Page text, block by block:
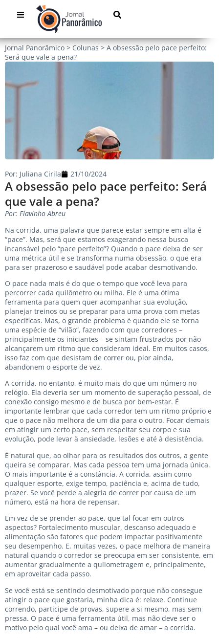
Jornal Panorâmico > Colunas > A obsessão pelo pace perfeito:
Será que vale a pena?
A obsessão pelo pace perfeito: Será
que vale a pena?
Por: Juliana Cirila 21/10/2024
Por: Flavinho Abreu
Na corrida, uma palavra que parece estar sempre em alta é
“pace”. Mas, será que estamos exagerando nessa busca
incansável pelo “pace perfeito”? Quando o pace deixa de ser
uma métrica útil e se transforma numa obsessão, o que era
para ser prazeroso e saudável pode acabar desmotivando.
O pace nada mais é do que o tempo que você leva para
percorrer cada quilômetro ou milha. Ele é uma ótima
ferramenta para quem quer acompanhar sua evolução,
planejar treinos ou se preparar para uma prova com metas
específicas. Mas, o grande problema é quando ele se torna
uma espécie de “vilão”, fazendo com que corredores –
principalmente os iniciantes – se sintam frustrados por não
alcançarem um ritmo que consideram ideal. Em muitos casos,
isso faz com que desistam de correr ou, pior ainda,
abandonem o esporte de vez.
A corrida, no entanto, é muito mais do que um número no
relógio. Ela deveria ser um momento de superação pessoal, de
conexão consigo mesmo e de busca por bem-estar. É
importante lembrar que cada corredor tem um ritmo próprio e
que o pace não melhora de um dia para o outro. Focar demais
em atingir um certo pace, sem respeitar seu corpo e sua
evolução, pode levar à ansiedade, lesões e até à desistência.
É natural que, ao olhar para os resultados dos outros, a gente
queira se comparar. Mas cada pessoa tem uma jornada única.
O mais importante é a constância. A corrida, assim como
qualquer esporte, exige tempo, paciência e, acima de tudo,
prazer. Se você perde a alegria de correr por causa de um
número, está na hora de repensar.
Em vez de se prender ao pace, que tal focar em outros
aspectos? Fortalecimento muscular, descanso adequado e
alimentação são fatores que podem impactar positivamente
seu desempenho. E, muitas vezes, o pace melhora de maneira
natural quando o corredor se preocupa em ser consistente, em
aumentar gradualmente a quilometragem e, principalmente,
em aproveitar cada passo.
Se você está se sentindo desmotivado porque não consegue
atingir o pace que gostaria, minha dica é: relaxe. Continue
correndo, participe de provas, supere a si mesmo, mas sem
pressa. O pace é uma ferramenta útil, mas não deve ser o
motivo pelo qual você ama – ou deixa de amar – a corrida.